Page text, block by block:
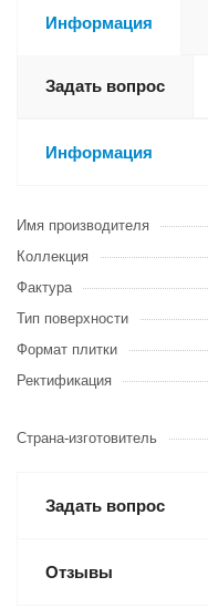
Информация
Задать вопрос
Информация
Имя производителя
Коллекция
Фактура
Тип поверхности
Формат плитки
Ректификация
Страна-изготовитель
Задать вопрос
Отзывы